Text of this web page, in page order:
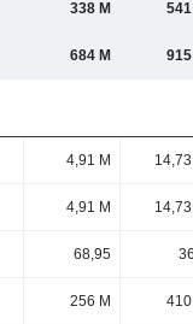
338 M 541
684 M 915
4,91 M 14,73
4,91 M 14,73
68,95
256 M 410